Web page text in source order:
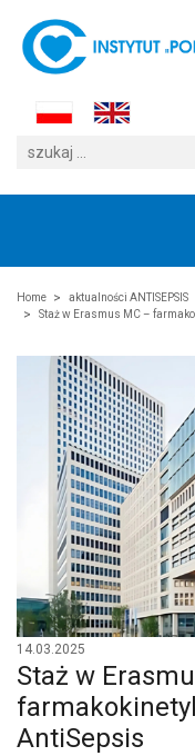
Home
aktualności ANTISEPSIS
Staż w Erasmus MC –
14.03.2025
Staż w
AntiSepsis